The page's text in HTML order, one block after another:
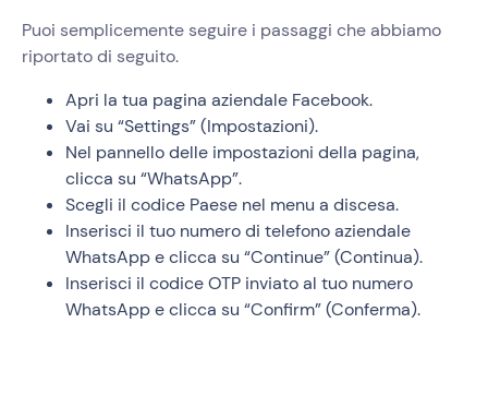
Puoi semplicemente seguire i passaggi che abbiamo
riportato di seguito.
Apri la tua pagina aziendale Facebook.
Vai su “Settings” (Impostazioni).
Nel pannello delle impostazioni della pagina,
clicca su “WhatsApp”.
Scegli il codice Paese nel menu a discesa.
Inserisci il tuo numero di telefono aziendale
WhatsApp e clicca su “Continue” (Continua).
Inserisci il codice OTP inviato al tuo numero
WhatsApp e clicca su “Confirm” (Conferma).